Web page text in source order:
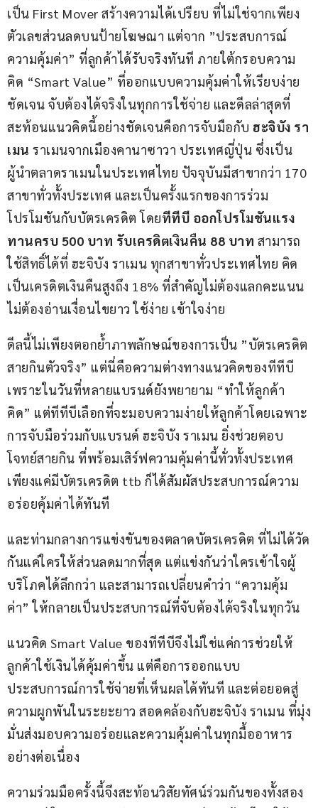
เป็น First Mover สร้างความได้เปรียบ ที่ไม่ใช่จากเพียง
ตัวเลขส่วนลดบนป้ายโฆษณา แต่จาก ”ประสบการณ์
ความคุ้มค่า” ที่ลูกค้าได้รับจริงทันที ภายใต้กรอบความ
คิด “Smart Value” ที่ออกแบบความคุ้มค่าให้เรียบง่าย
ชัดเจน จับต้องได้จริงในทุกการใช้จ่าย และดีลล่าสุดที่
สะท้อนแนวคิดนี้อย่างชัดเจนคือการจับมือกับ ฮะจิบัง รา
เมน ราเมนจากเมืองคานาซาวา ประเทศญี่ปุ่น ซึ่งเป็น
ผู้นำตลาดราเมนในประเทศไทย ปัจจุบันมีสาขากว่า 170
สาขาทั่วทั้งประเทศ และเป็นครั้งแรกของการร่วม
โปรโมชันกับบัตรเครดิต โดยทีทีบี ออกโปรโมชันแรง
ทานครบ 500 บาท รับเครดิตเงินคืน 88 บาท สามารถ
ใช้สิทธิ์ได้ที่ ฮะจิบัง ราเมน ทุกสาขาทั่วประเทศไทย คิด
เป็นเครดิตเงินคืนสูงถึง 18% ที่สำคัญไม่ต้องแลกคะแนน
ไม่ต้องอ่านเงื่อนไขยาว ใช้ง่าย เข้าใจง่าย
ดีลนี้ไม่เพียงตอกย้ำภาพลักษณ์ของการเป็น ”บัตรเครดิต
สายกินตัวจริง” แต่นี่คือความต่างทางแนวคิดของทีทีบี
เพราะในวันที่หลายแบรนด์ยังพยายาม “ทำให้ลูกค้า
คิด” แต่ทีทีบีเลือกที่จะมอบความง่ายให้ลูกค้าโดยเฉพาะ
การจับมือร่วมกับแบรนด์ ฮะจิบัง ราเมน ยิ่งช่วยตอบ
โจทย์สายกิน ที่พร้อมเสิร์ฟความคุ้มค่านี้ทั่วทั้งประเทศ
เพียงแค่มีบัตรเครดิต ttb ก็ได้สัมผัสประสบการณ์ความ
อร่อยคุ้มค่าได้ทันที
และท่ามกลางการแข่งขันของตลาดบัตรเครดิต ที่ไม่ได้วัด
กันแค่ใครให้ส่วนลดมากที่สุด แต่แข่งกันว่าใครเข้าใจผู้
บริโภคได้ลึกกว่า และสามารถเปลี่ยนคำว่า “ความคุ้ม
ค่า” ให้กลายเป็นประสบการณ์ที่จับต้องได้จริงในทุกวัน
แนวคิด Smart Value ของทีทีบีจึงไม่ใช่แค่การช่วยให้
ลูกค้าใช้เงินได้คุ้มค่าขึ้น แต่คือการออกแบบ
ประสบการณ์การใช้จ่ายที่เห็นผลได้ทันที และต่อยอดสู่
ความผูกพันในระยะยาว สอดคล้องกับฮะจิบัง ราเมน ที่มุ่ง
มั่นส่งมอบความอร่อยและความคุ้มค่าในทุกมื้ออาหาร
อย่างต่อเนื่อง
ความร่วมมือครั้งนี้จึงสะท้อนวิสัยทัศน์ร่วมกันของทั้งสอง